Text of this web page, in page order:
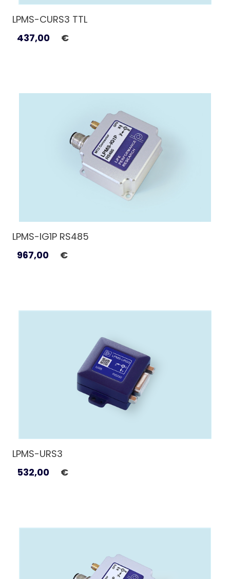
LPMS-CURS3 TTL
437,00
€
LPMS-IG1P RS485
967,00
€
LPMS-URS3
532,00
€